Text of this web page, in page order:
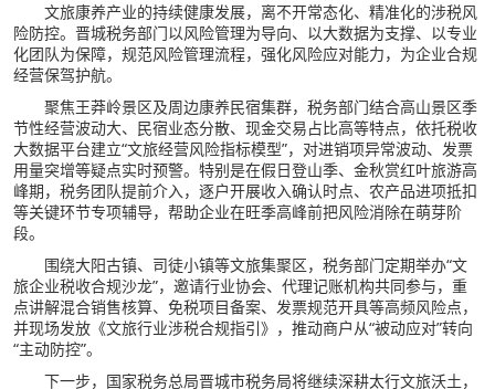
文旅康养产业的持续健康发展，离不开常态化、精准化的涉税风
险防控。晋城税务部门以风险管理为导向、以大数据为支撑、以专业
化团队为保障，规范风险管理流程，强化风险应对能力，为企业合规
经营保驾护航。
聚焦王莽岭景区及周边康养民宿集群，税务部门结合高山景区季
节性经营波动大、民宿业态分散、现金交易占比高等特点，依托税收
大数据平台建立“文旅经营风险指标模型”，对进销项异常波动、发票
用量突增等疑点实时预警。特别是在假日登山季、金秋赏红叶旅游高
峰期，税务团队提前介入，逐户开展收入确认时点、农产品进项抵扣
等关键环节专项辅导，帮助企业在旺季高峰前把风险消除在萌芽阶
段。
围绕大阳古镇、司徒小镇等文旅集聚区，税务部门定期举办“文
旅企业税收合规沙龙”，邀请行业协会、代理记账机构共同参与，重
点讲解混合销售核算、免税项目备案、发票规范开具等高频风险点，
并现场发放《文旅行业涉税合规指引》，推动商户从“被动应对”转向
“主动防控”。
下一步，国家税务总局晋城市税务局将继续深耕太行文旅沃土，